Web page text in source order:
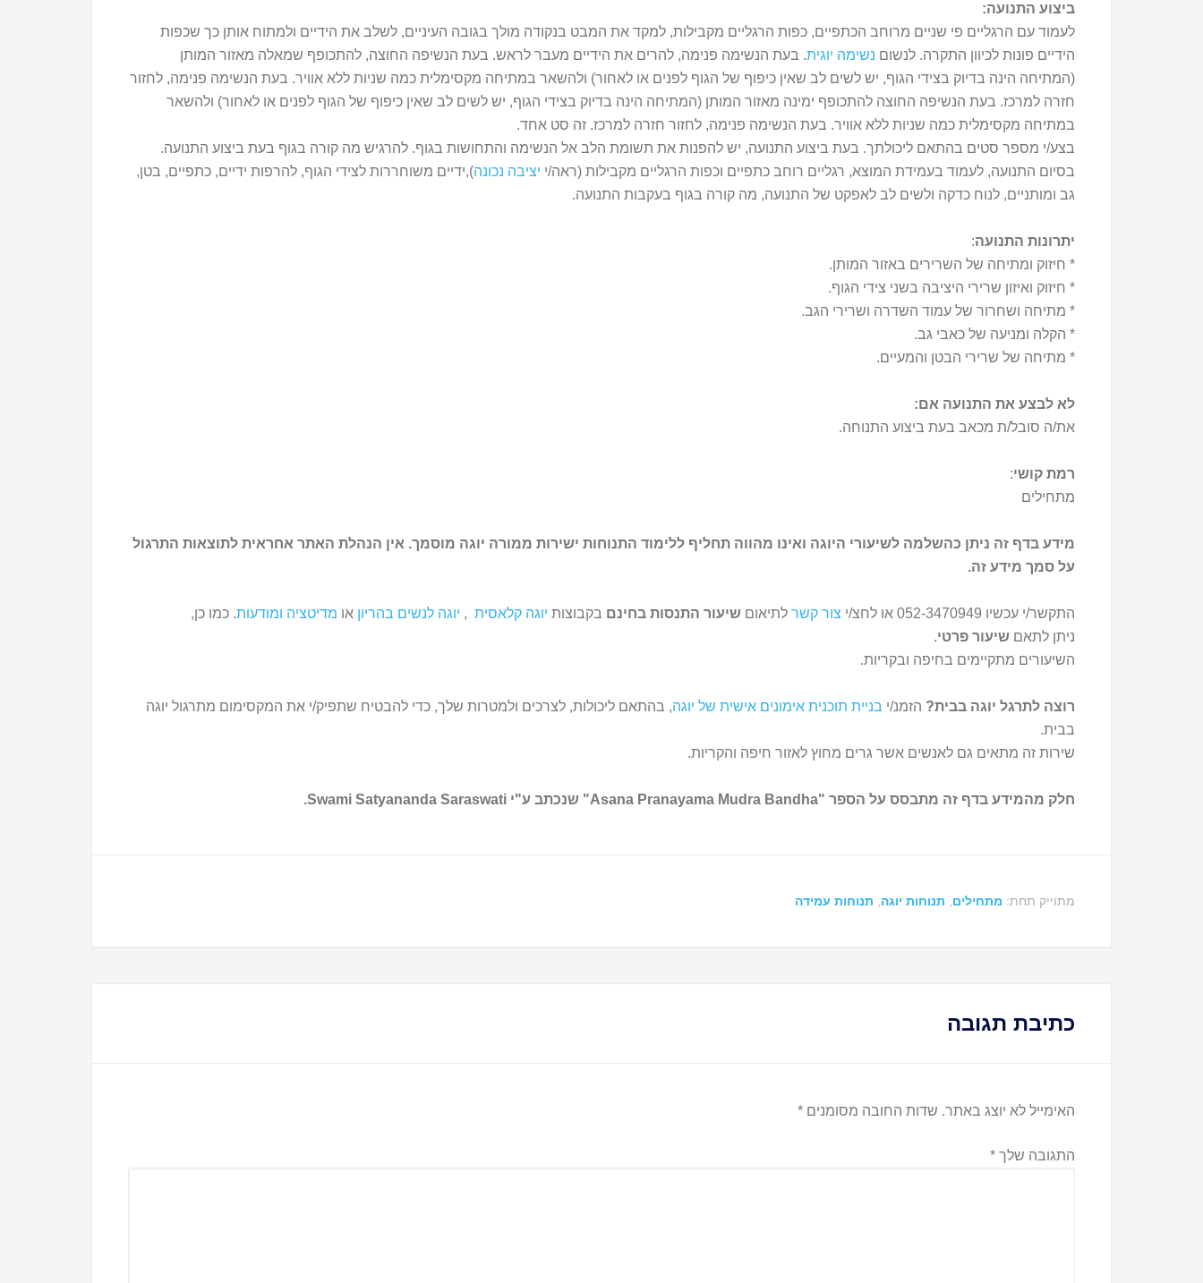
ביצוע התנועה:
לעמוד עם הרגליים פי שניים מרוחב הכתפיים, כפות הרגליים מקבילות, למקד את המבט בנקודה מולך בגובה העיניים, לשלב את הידיים ולמתוח אותן כך שכפות
הידיים פונות לכיוון התקרה. לנשום נשימה יוגית. בעת הנשימה פנימה, להרים את הידיים מעבר לראש. בעת הנשיפה החוצה, להתכופף שמאלה מאזור המותן
(המתיחה הינה בדיוק בצידי הגוף, יש לשים לב שאין כיפוף של הגוף לפנים או לאחור) ולהשאר במתיחה מקסימלית כמה שניות ללא אוויר. בעת הנשימה פנימה, לחזור
חזרה למרכז. בעת הנשיפה החוצה להתכופף ימינה מאזור המותן (המתיחה הינה בדיוק בצידי הגוף, יש לשים לב שאין כיפוף של הגוף לפנים או לאחור) ולהשאר
במתיחה מקסימלית כמה שניות ללא אוויר. בעת הנשימה פנימה, לחזור חזרה למרכז. זה סט אחד.
בצע/י מספר סטים בהתאם ליכולתך. בעת ביצוע התנועה, יש להפנות את תשומת הלב אל הנשימה והתחושות בגוף. להרגיש מה קורה בגוף בעת ביצוע התנועה.
בסיום התנועה, לעמוד בעמידת המוצא, רגליים רוחב כתפיים וכפות הרגליים מקבילות (ראה/י יציבה נכונה),ידיים משוחררות לצידי הגוף, להרפות ידיים, כתפיים, בטן,
גב ומותניים, לנוח כדקה ולשים לב לאפקט של התנועה, מה קורה בגוף בעקבות התנועה.
יתרונות התנועה:
* חיזוק ומתיחה של השרירים באזור המותן.
* חיזוק ואיזון שרירי היציבה בשני צידי הגוף.
* מתיחה ושחרור של עמוד השדרה ושרירי הגב.
* הקלה ומניעה של כאבי גב.
* מתיחה של שרירי הבטן והמעיים.
לא לבצע את התנועה אם:
את/ה סובל/ת מכאב בעת ביצוע התנוחה.
רמת קושי:
מתחילים
מידע בדף זה ניתן כהשלמה לשיעורי היוגה ואינו מהווה תחליף ללימוד התנוחות ישירות ממורה יוגה מוסמך. אין הנהלת האתר אחראית לתוצאות התרגול
על סמך מידע זה.
התקשר/י עכשיו 052-3470949 או לחצ/י צור קשר לתיאום שיעור התנסות בחינם בקבוצות יוגה קלאסית , יוגה לנשים בהריון או מדיטציה ומודעות. כמו כן,
ניתן לתאם שיעור פרטי.
השיעורים מתקיימים בחיפה ובקריות.
רוצה לתרגל יוגה בבית? הזמנ/י בניית תוכנית אימונים אישית של יוגה, בהתאם ליכולות, לצרכים ולמטרות שלך, כדי להבטיח שתפיק/י את המקסימום מתרגול יוגה
בבית.
שירות זה מתאים גם לאנשים אשר גרים מחוץ לאזור חיפה והקריות.
חלק מהמידע בדף זה מתבסס על הספר "Asana Pranayama Mudra Bandha" שנכתב ע"י Swami Satyananda Saraswati.
מתוייק תחת: מתחילים תנוחות יוגה תנוחות עמידה
כתיבת תגובה
האימייל לא יוצג באתר. שדות החובה מסומנים *
התגובה שלך *